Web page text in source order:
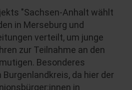
"Sachsen-Anhalt wählt
in Merseburg und
verteilt, um junge
zur Teilnahme an den
Besonderes
da hier der
in